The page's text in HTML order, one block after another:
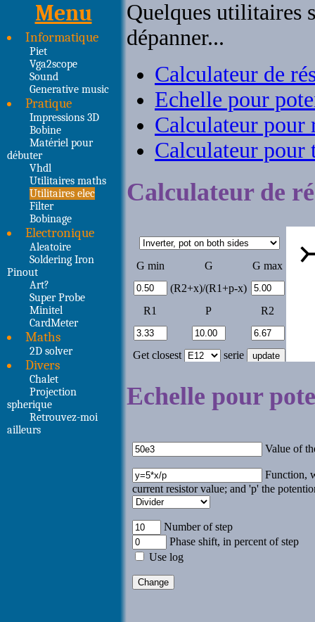
Menu
Informatique
Piet
Vga2scope
Sound
Generative music
Pratique
Impressions 3D
Bobine
Matériel pour
débuter
Vhdl
Utilitaires maths
Utilitaires elec
Filter
Bobinage
Electronique
Aleatoire
Soldering Iron
Pinout
Art?
Super Probe
Minitel
CardMeter
Maths
2D solver
Divers
Chalet
Projection
spherique
Retrouvez-moi
ailleurs